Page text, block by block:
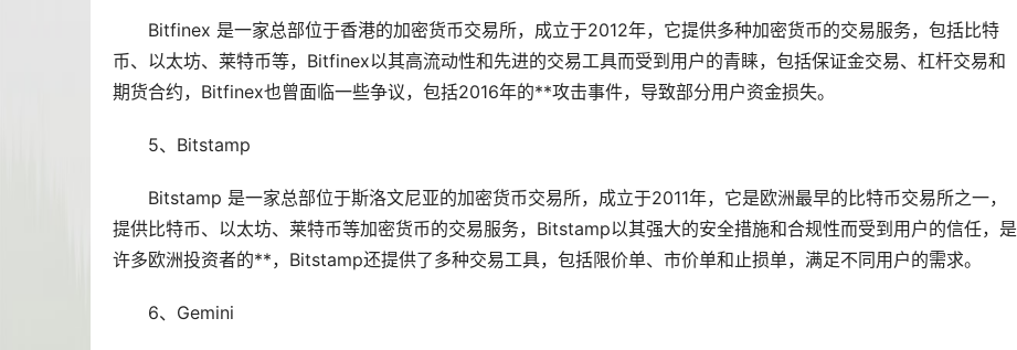
Bitfinex 是一家总部位于香港的加密货币交易所，成立于2012年，它提供多种加密货币的交易服务，包括比特
币、以太坊、莱特币等，Bitfinex以其高流动性和先进的交易工具而受到用户的青睐，包括保证金交易、杠杆交易和
期货合约，Bitfinex也曾面临一些争议，包括2016年的**攻击事件，导致部分用户资金损失。
5、Bitstamp
Bitstamp 是一家总部位于斯洛文尼亚的加密货币交易所，成立于2011年，它是欧洲最早的比特币交易所之一，
提供比特币、以太坊、莱特币等加密货币的交易服务，Bitstamp以其强大的安全措施和合规性而受到用户的信任，是
许多欧洲投资者的**，Bitstamp还提供了多种交易工具，包括限价单、市价单和止损单，满足不同用户的需求。
6、Gemini